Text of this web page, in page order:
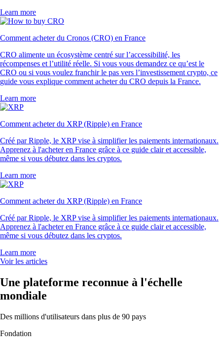
Learn more
Comment acheter du Cronos (CRO) en France
CRO alimente un écosystème centré sur l’accessibilité, les
récompenses et l’utilité réelle. Si vous vous demandez ce qu’est le
CRO ou si vous voulez franchir le pas vers l’investissement crypto, ce
guide vous explique comment acheter du CRO depuis la France.
Learn more
Comment acheter du XRP (Ripple) en France
Créé par Ripple, le XRP vise à simplifier les paiements internationaux.
Apprenez à l'acheter en France grâce à ce guide clair et accessible,
même si vous débutez dans les cryptos.
Learn more
Comment acheter du XRP (Ripple) en France
Créé par Ripple, le XRP vise à simplifier les paiements internationaux.
Apprenez à l'acheter en France grâce à ce guide clair et accessible,
même si vous débutez dans les cryptos.
Learn more
Voir les articles
Une plateforme reconnue à l'échelle
mondiale
Des millions d'utilisateurs dans plus de 90 pays
Fondation